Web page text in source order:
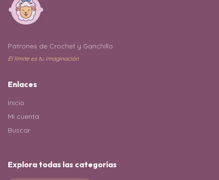
Patrones de Crochet y Ganchillo
El límite es tu imaginación
Enlaces
Inicio
Mi cuenta
Buscar
Explora todas las categorías